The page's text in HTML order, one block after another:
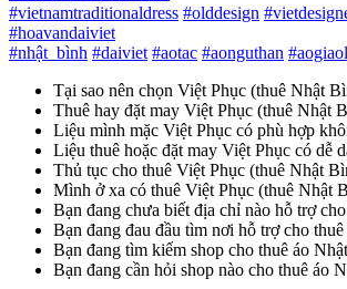
#vietnamtraditionaldress #olddesign #
#hoavandaiviet
#nhật_bình #daiviet #aotac #aonguthan #
Tại sao nên chọn Việt Phục (thuê Nhật
Thuê hay đặt may Việt Phục (thuê Nhật
Liệu mình mặc Việt Phục có phù hợp
Liệu thuê hoặc đặt may Việt Phục có dễ
Thủ tục cho thuê Việt Phục (thuê Nhật
Mình ở xa có thuê Việt Phục (thuê Nhật
Bạn đang chưa biết địa chỉ nào hỗ trợ
Bạn đang đau đầu tìm nơi hỗ trợ cho
Bạn đang tìm kiếm shop cho thuê áo
Bạn đang cần hỏi shop nào cho thuê áo